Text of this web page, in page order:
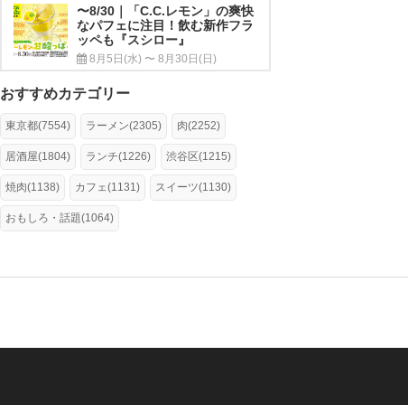
〜8/30｜「C.C.レモン」の爽快
なパフェに注目！飲む新作フラ
ッペも『スシロー』
8月5日(水) 〜 8月30日(日)
おすすめカテゴリー
東京都(7554) ラーメン(2305) 肉(2252)
居酒屋(1804) ランチ(1226) 渋谷区(1215)
焼肉(1138) カフェ(1131) スイーツ(1130)
おもしろ・話題(1064)